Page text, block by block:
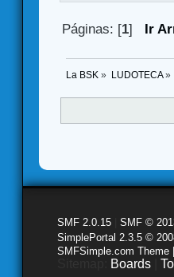
Páginas: [1] Ir
La BSK » LUDOTECA»
SMF 2.0.15 SMF ©
SimplePortal 2.3.5 ©
SMFSimple.com Theme
Boards